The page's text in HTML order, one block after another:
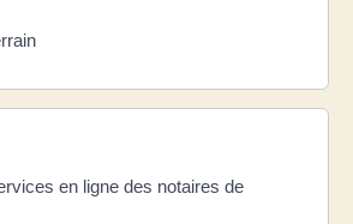
en ligne des notaires de